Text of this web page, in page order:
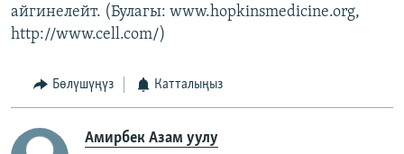
айгинелейт. (Булагы: www.hopkinsmedicine.org,
http://www.cell.com/)
Бөлүшүңүз Катталыңыз
Амирбек Азам уулу